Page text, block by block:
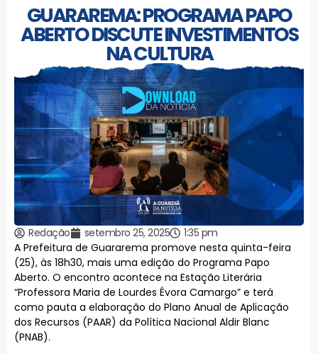
GUARAREMA: PROGRAMA PAPO
ABERTO DISCUTE INVESTIMENTOS
NA CULTURA
Redação setembro 25, 2025
1:35 pm
A Prefeitura de Guararema promove nesta quinta-feira
(25), às 18h30, mais uma edição do Programa Papo
Aberto. O encontro acontece na Estação Literária
“Professora Maria de Lourdes Évora Camargo” e terá
como pauta a elaboração do Plano Anual de Aplicação
dos Recursos (PAAR) da Política Nacional Aldir Blanc
(PNAB).